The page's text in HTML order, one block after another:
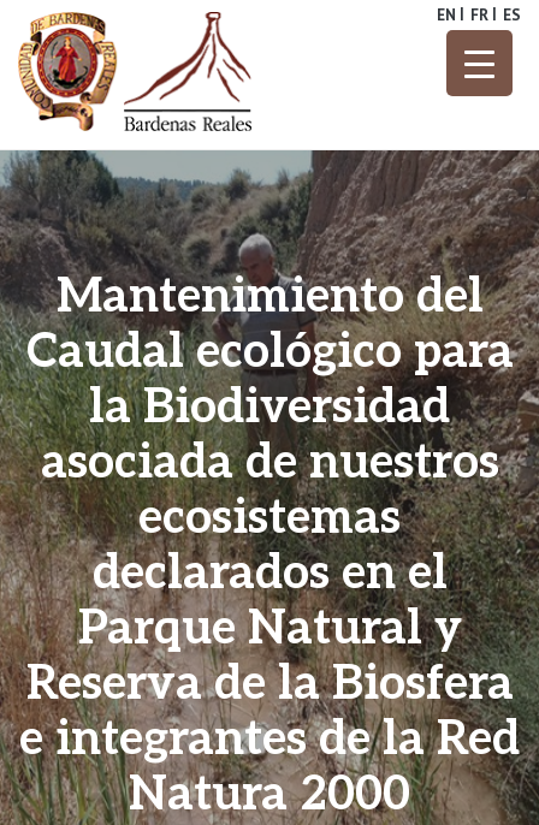
content
Bardenas
Reales
Parque Natural
EN FR ES
Mantenimiento del
Caudal ecológico para
la Biodiversidad
asociada de nuestros
ecosistemas
declarados en el
Parque Natural y
Reserva de la Biosfera
e integrantes de la Red
Natura 2000